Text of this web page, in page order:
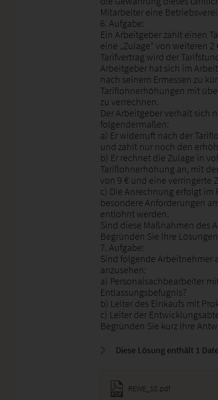
Mitarbeiter eine
6. Aufgabe:
Ein Arbeitgeber zahlt einen
eine „Zulage“ von weiteren
Tarifvertrag wird der
Arbeitgeber hat sich im
nach seinem Ermessen zu
Tariflohnerhöhungen mit
zu verrechnen.
Der Arbeitgeber verhält sich
folgendermaßen:
a) Er widerruft nach der
und zahlt nur noch den
b) Er rechnet die Zulage in
Tariflohnerhöhung an, mit
von 9 € und eine verringerte
c) Die Anrechnung erfolgt
besondere Anforderungen
entlohnt werden.
Sind diese Maßnahmen des
Begründen Sie Ihre
7. Aufgabe:
Sind folgende Arbeitnehmer
anzusehen:
a) Personalsachbearbeiter
Entlassungsbefugnis?
b) Leiter des Einkaufs mit
c) Leiter der
Begründen Sie kurz Ihre
Diese Lösung enthält 1
REWE_10.pdf